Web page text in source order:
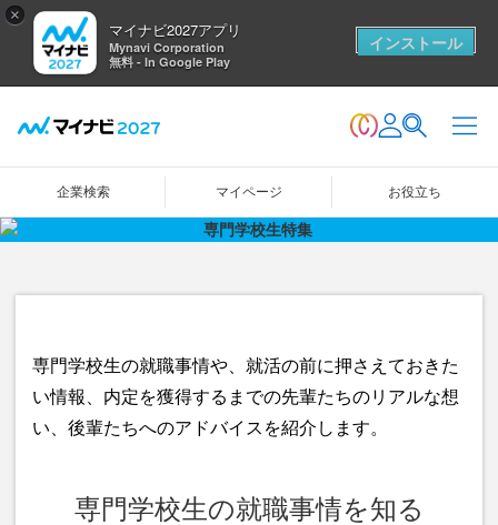
×
マイナビ2027アプリ
Mynavi Corporation
無料 - In Google Play
インストール
企業検索 マイページ お役立ち
専門学校生の就職事情や、就活の前に押さえておきた
い情報、内定を獲得するまでの先輩たちのリアルな想
い、後輩たちへのアドバイスを紹介します。
専門学校生の就職事情を知る